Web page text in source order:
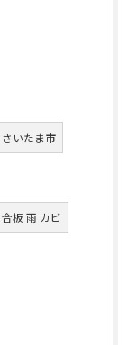
いたま市
合板 雨 カビ